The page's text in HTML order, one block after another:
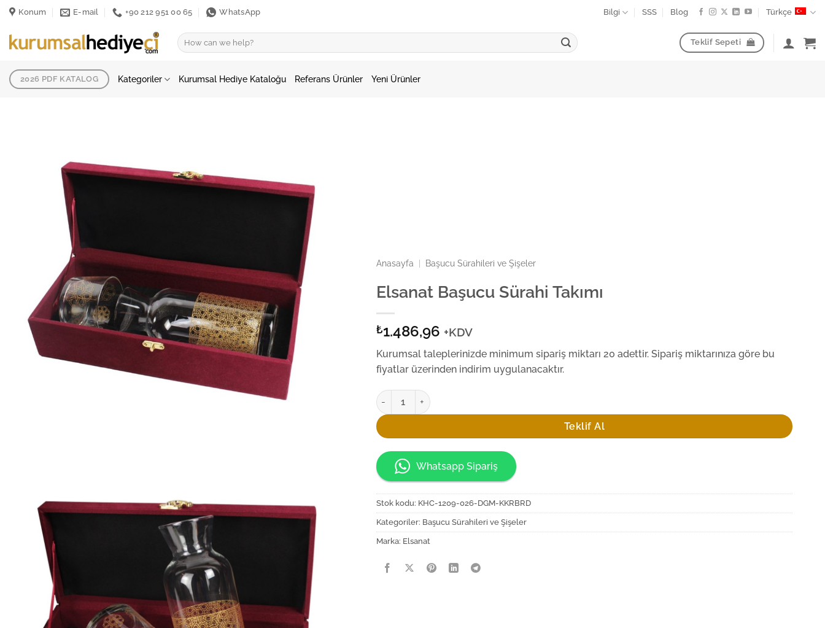
İçeriğeKonum E-mail +90 212 951 00 65 WhatsApp Bilgi SSS Blog Türkçe
Ara: Teklif Sepeti
2026 PDF KATALOG Kategoriler Kurumsal Hediye Kataloğu Referans Ürünler Yeni Ürünler
Anasayfa Başucu Sürahileri ve Şişeler
Elsanat Başucu Sürahi Takımı
₺1.486,96 +KDV
Kurumsal taleplerinizde minimum sipariş miktarı 20 adettir. Sipariş miktarınıza göre bu
fiyatlar üzerinden indirim uygulanacaktır.
Elsanat Başucu Sürahi Takımı adet
Teklif Al
Whatsapp Sipariş
Stok kodu: KHC-1209-026-DGM-KKRBRD
Kategoriler: Başucu Sürahileri ve Şişeler
Marka: Elsanat